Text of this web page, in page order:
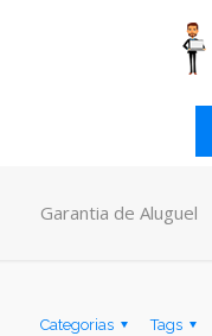
Garantia de Aluguel
Categorias Tags